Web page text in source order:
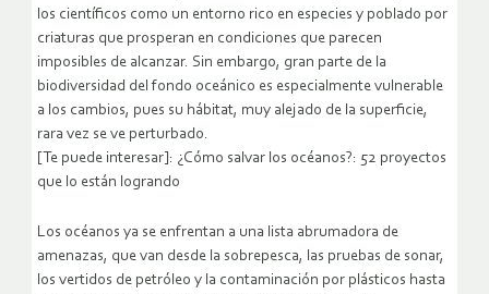
los científicos como un entorno rico en especies y poblado por
criaturas que prosperan en condiciones que parecen
imposibles de alcanzar. Sin embargo, gran parte de la
biodiversidad del fondo oceánico es especialmente vulnerable
a los cambios, pues su hábitat, muy alejado de la superficie,
rara vez se ve perturbado.
[Te puede interesar]: ¿Cómo salvar los océanos?: 52 proyectos
que lo están logrando
Los océanos ya se enfrentan a una lista abrumadora de
amenazas, que van desde la sobrepesca, las pruebas de sonar,
los vertidos de petróleo y la contaminación por plásticos hasta